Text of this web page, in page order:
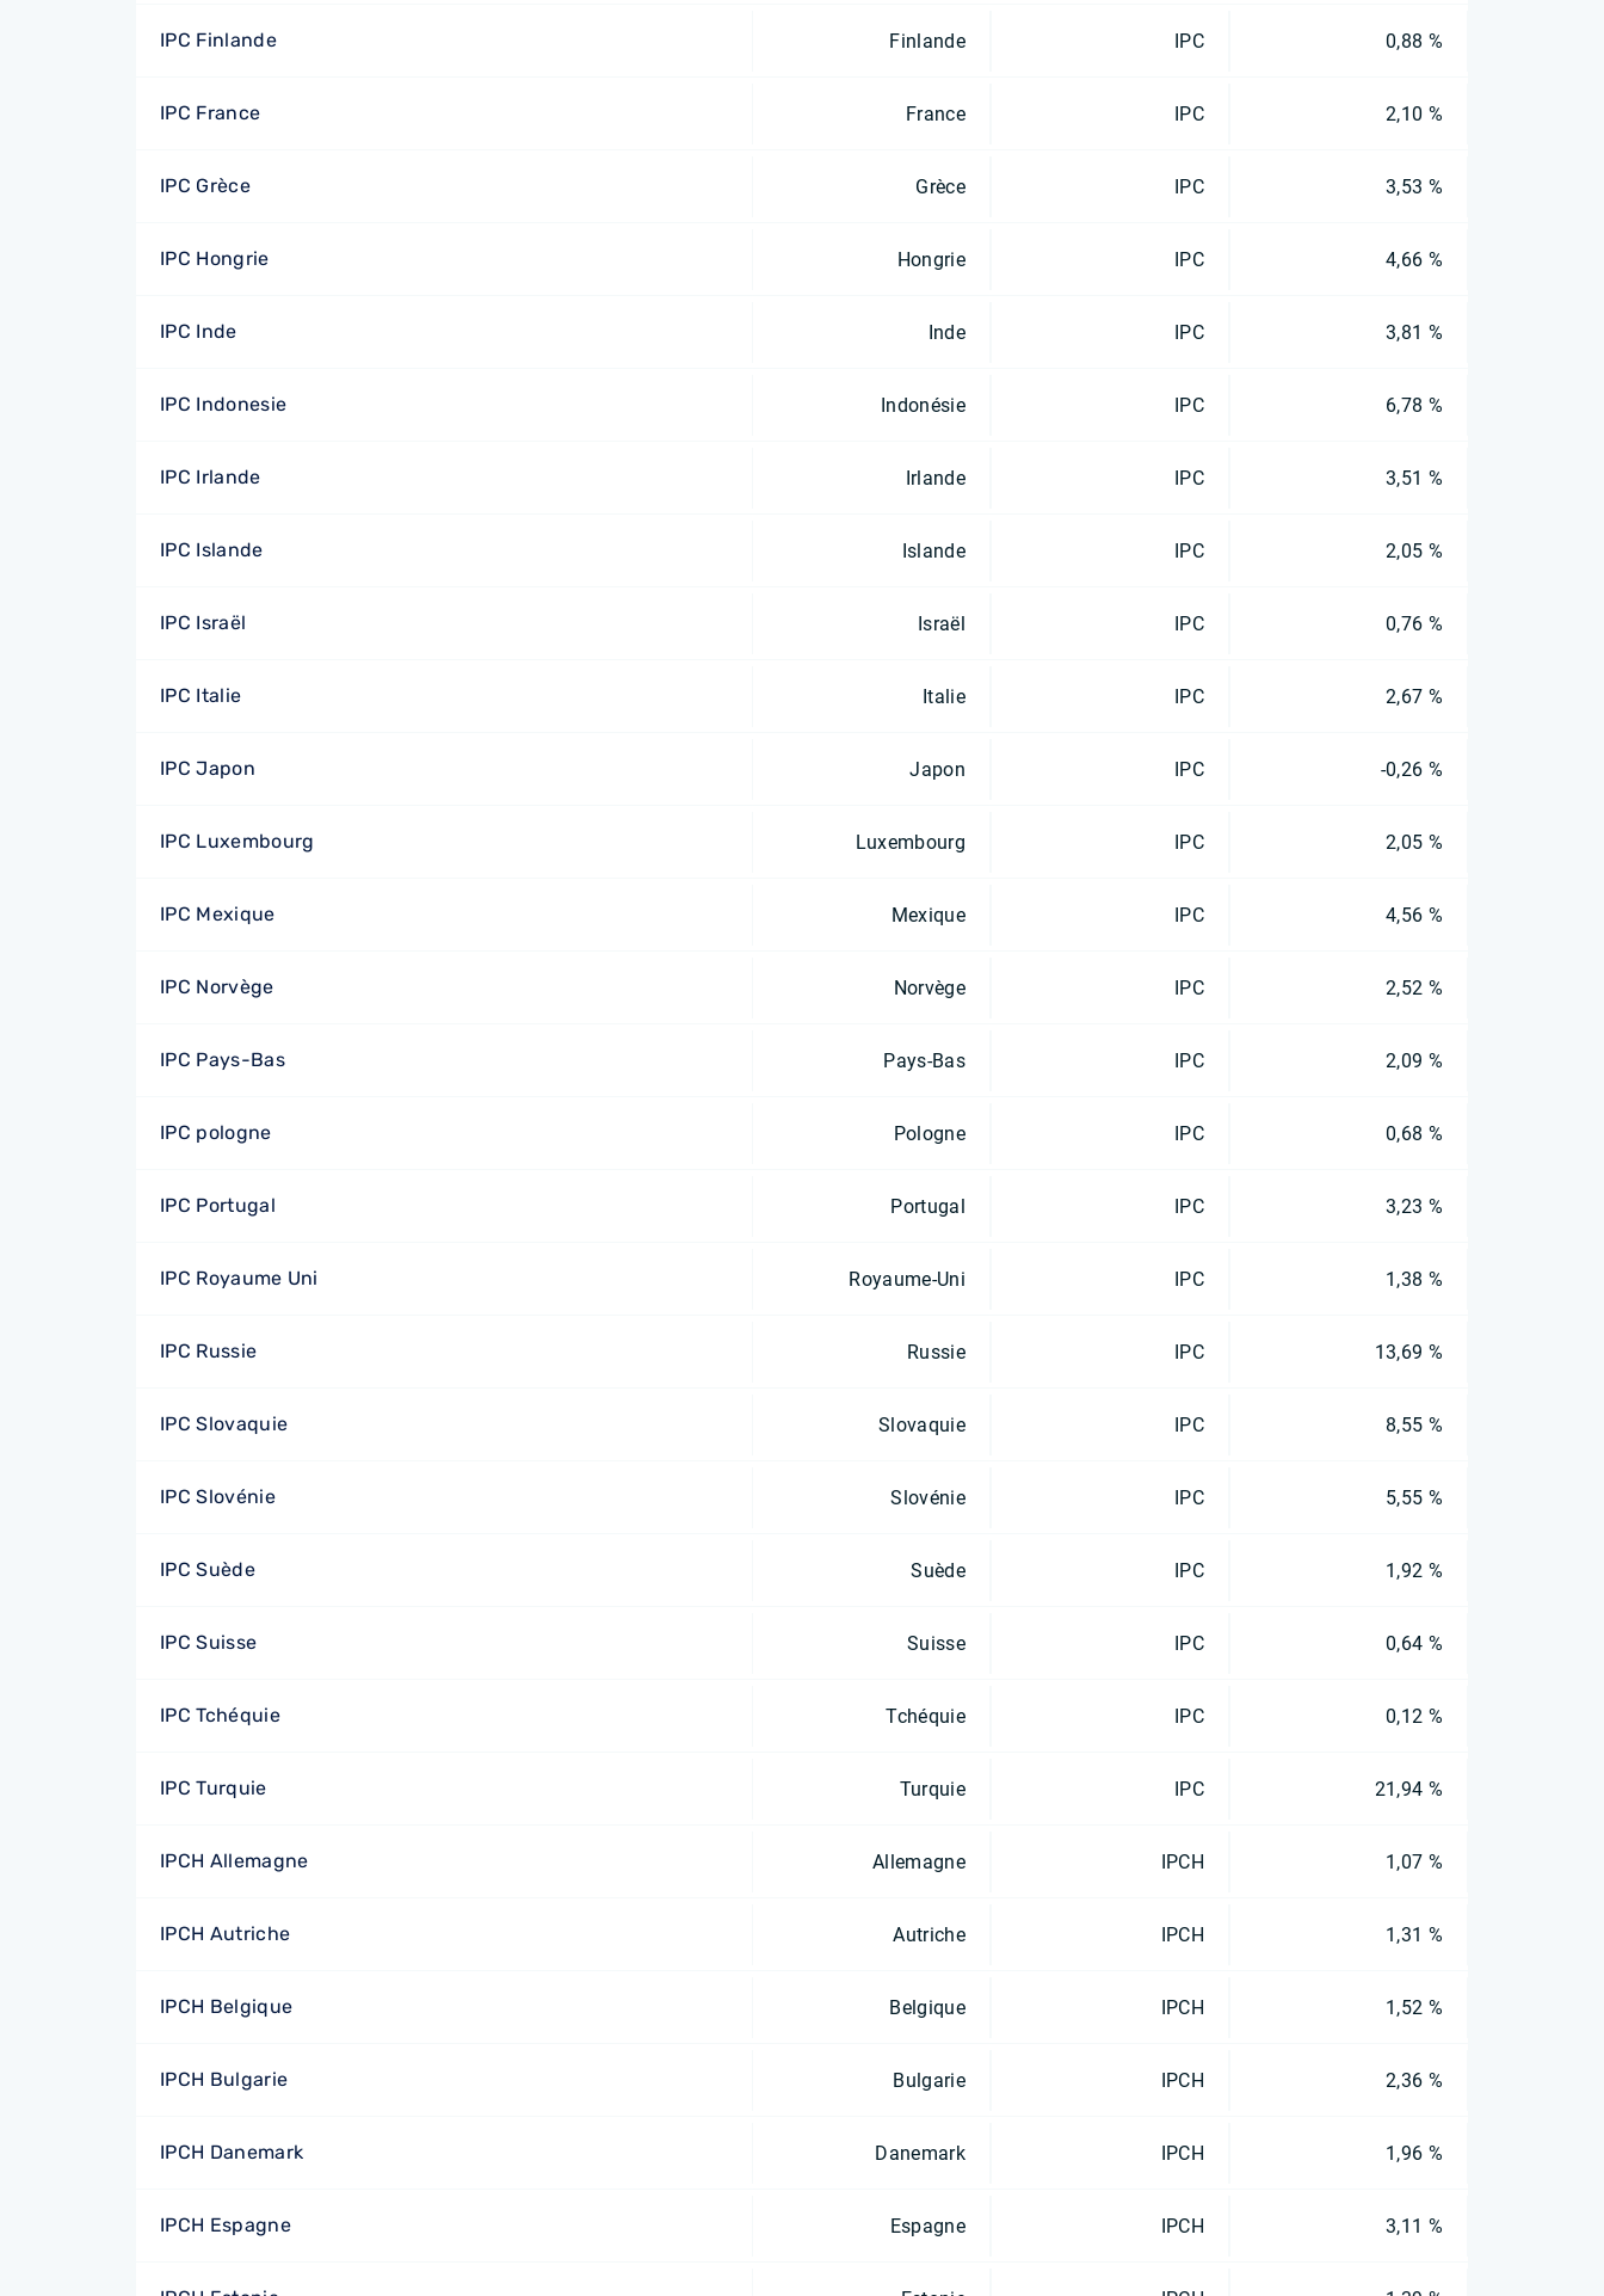
IPC Finlande Finlande IPC 0,88 %
IPC France France IPC 2,10 %
IPC Grèce Grèce IPC 3,53 %
IPC Hongrie Hongrie IPC 4,66 %
IPC Inde Inde IPC 3,81 %
IPC Indonesie Indonésie IPC 6,78 %
IPC Irlande Irlande IPC 3,51 %
IPC Islande Islande IPC 2,05 %
IPC Israël Israël IPC 0,76 %
IPC Italie Italie IPC 2,67 %
IPC Japon Japon IPC -0,26 %
IPC Luxembourg Luxembourg IPC 2,05 %
IPC Mexique Mexique IPC 4,56 %
IPC Norvège Norvège IPC 2,52 %
IPC Pays-Bas Pays-Bas IPC 2,09 %
IPC pologne Pologne IPC 0,68 %
IPC Portugal Portugal IPC 3,23 %
IPC Royaume Uni Royaume-Uni IPC 1,38 %
IPC Russie Russie IPC 13,69 %
IPC Slovaquie Slovaquie IPC 8,55 %
IPC Slovénie Slovénie IPC 5,55 %
IPC Suède Suède IPC 1,92 %
IPC Suisse Suisse IPC 0,64 %
IPC Tchéquie Tchéquie IPC 0,12 %
IPC Turquie Turquie IPC 21,94 %
IPCH Allemagne Allemagne IPCH 1,07 %
IPCH Autriche Autriche IPCH 1,31 %
IPCH Belgique Belgique IPCH 1,52 %
IPCH Bulgarie Bulgarie IPCH 2,36 %
IPCH Danemark Danemark IPCH 1,96 %
IPCH Espagne Espagne IPCH 3,11 %